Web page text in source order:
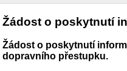
Žádost o poskytnutí
Žádost o poskytnutí
dopravního přestupku.